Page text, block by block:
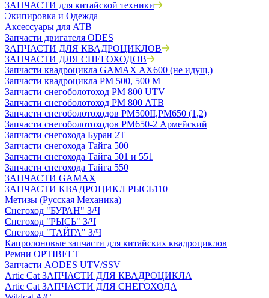
ЗАПЧАСТИ для китайской техники
Экипировка и Одежда
Аксессуары для АТВ
Запчасти двигателя ODES
ЗАПЧАСТИ ДЛЯ КВАДРОЦИКЛОВ
ЗАПЧАСТИ ДЛЯ СНЕГОХОДОВ
Запчасти квадроцикла GAMAX AX600 (не идущ.)
Запчасти квадроцикла РМ 500, 500 М
Запчасти снегоболотоход РМ 800 UTV
Запчасти снегоболотоход РМ 800 АТВ
Запчасти снегоболотоходов РМ500II,РМ650 (1,2)
Запчасти снегоболотоходов РМ650-2 Армейский
Запчасти снегохода Буран 2Т
Запчасти снегохода Тайга 500
Запчасти снегохода Тайга 501 и 551
Запчасти снегохода Тайга 550
ЗАПЧАСТИ GAMAX
ЗАПЧАСТИ КВАДРОЦИКЛ РЫСЬ110
Метизы (Русская Механика)
Снегоход "БУРАН" З/Ч
Снегоход "РЫСЬ" З/Ч
Снегоход "ТАЙГА" З/Ч
Капролоновые запчасти для китайских квадроциклов
Ремни OPTIBELT
Запчасти AODES UTV/SSV
Artic Cat ЗАПЧАСТИ ДЛЯ КВАДРОЦИКЛА
Artic Cat ЗАПЧАСТИ ДЛЯ СНЕГОХОДА